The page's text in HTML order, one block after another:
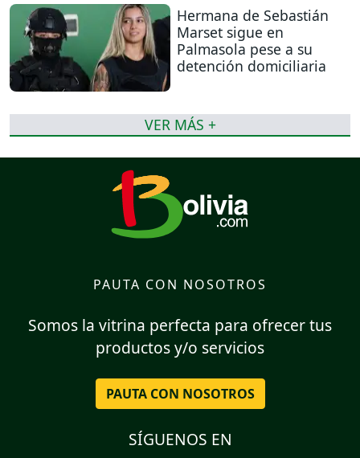
Hermana de Sebastián
Marset sigue en
Palmasola pese a su
detención domiciliaria
VER MÁS +
PAUTA CON NOSOTROS
Somos la vitrina perfecta para ofrecer tus
productos y/o servicios
PAUTA CON NOSOTROS
SÍGUENOS EN